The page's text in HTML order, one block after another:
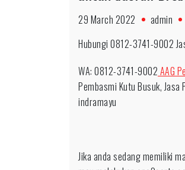
29 March 2022 admin
Hubungi 0812-3741-9002
WA: 0812-3741-9002 AAG
Pembasmi Kutu Busuk, Jasa
indramayu
Jika anda sedang memiliki